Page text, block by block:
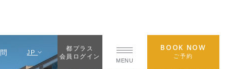
JP
都プラス
会員ログイン
MENU
BOOK NOW
ご予約